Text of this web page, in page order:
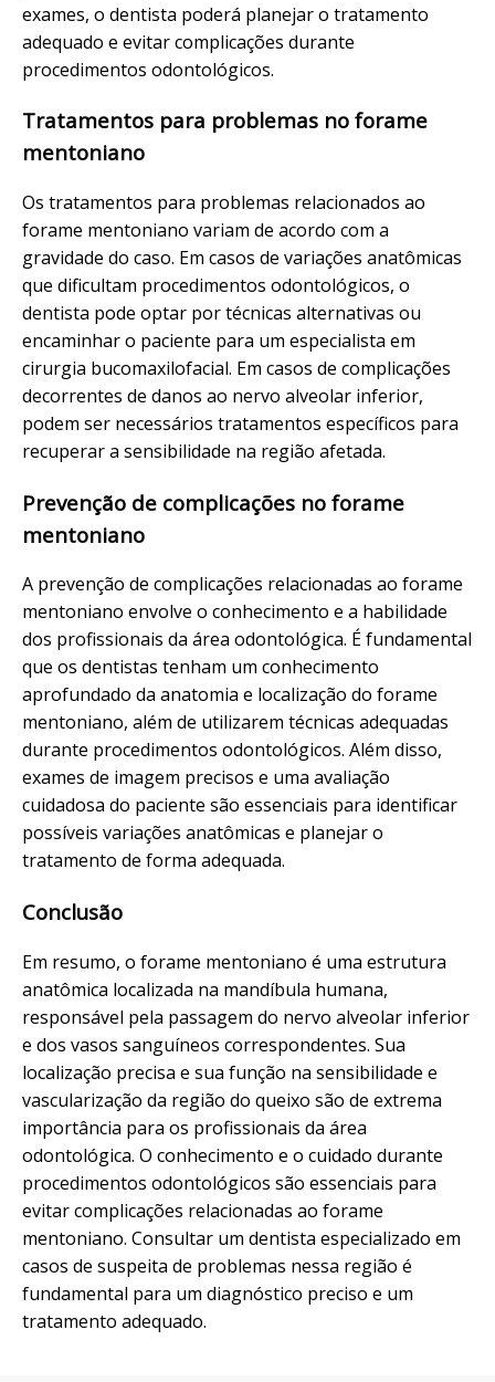
exames, o dentista poderá planejar o tratamento
adequado e evitar complicações durante
procedimentos odontológicos.
Tratamentos para problemas no forame
mentoniano
Os tratamentos para problemas relacionados ao
forame mentoniano variam de acordo com a
gravidade do caso. Em casos de variações anatômicas
que dificultam procedimentos odontológicos, o
dentista pode optar por técnicas alternativas ou
encaminhar o paciente para um especialista em
cirurgia bucomaxilofacial. Em casos de complicações
decorrentes de danos ao nervo alveolar inferior,
podem ser necessários tratamentos específicos para
recuperar a sensibilidade na região afetada.
Prevenção de complicações no forame
mentoniano
A prevenção de complicações relacionadas ao forame
mentoniano envolve o conhecimento e a habilidade
dos profissionais da área odontológica. É fundamental
que os dentistas tenham um conhecimento
aprofundado da anatomia e localização do forame
mentoniano, além de utilizarem técnicas adequadas
durante procedimentos odontológicos. Além disso,
exames de imagem precisos e uma avaliação
cuidadosa do paciente são essenciais para identificar
possíveis variações anatômicas e planejar o
tratamento de forma adequada.
Conclusão
Em resumo, o forame mentoniano é uma estrutura
anatômica localizada na mandíbula humana,
responsável pela passagem do nervo alveolar inferior
e dos vasos sanguíneos correspondentes. Sua
localização precisa e sua função na sensibilidade e
vascularização da região do queixo são de extrema
importância para os profissionais da área
odontológica. O conhecimento e o cuidado durante
procedimentos odontológicos são essenciais para
evitar complicações relacionadas ao forame
mentoniano. Consultar um dentista especializado em
casos de suspeita de problemas nessa região é
fundamental para um diagnóstico preciso e um
tratamento adequado.